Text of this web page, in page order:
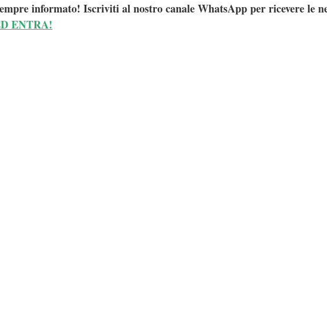
informato! Iscriviti al nostro canale WhatsApp per ricevere le
ENTRA!